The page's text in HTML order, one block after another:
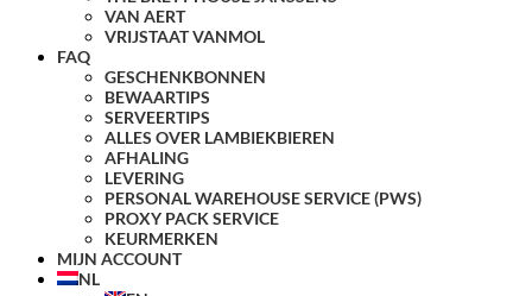
VAN AERT
VRIJSTAAT VANMOL
FAQ
GESCHENKBONNEN
BEWAARTIPS
SERVEERTIPS
ALLES OVER LAMBIEKBIEREN
AFHALING
LEVERING
PERSONAL WAREHOUSE SERVICE (PWS)
PROXY PACK SERVICE
KEURMERKEN
MIJN ACCOUNT
NL